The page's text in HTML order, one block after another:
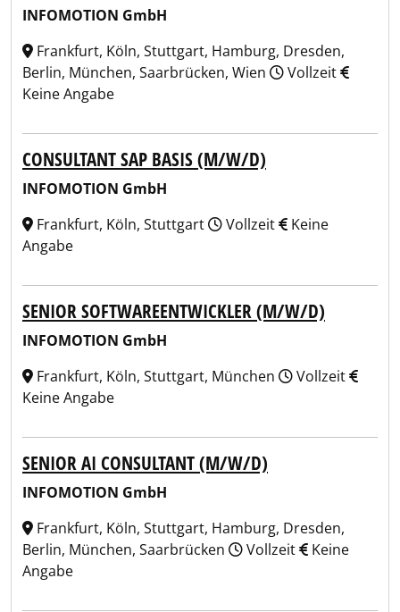
INFOMOTION GmbH
Frankfurt, Köln, Stuttgart, Hamburg, Dresden,
Berlin, München, Saarbrücken, Wien
Vollzeit
Keine Angabe
CONSULTANT SAP BASIS (M/W/D)
INFOMOTION GmbH
Frankfurt, Köln, Stuttgart
Vollzeit
Keine
Angabe
SENIOR SOFTWAREENTWICKLER (M/W/D)
INFOMOTION GmbH
Frankfurt, Köln, Stuttgart, München
Vollzeit
Keine Angabe
SENIOR AI CONSULTANT (M/W/D)
INFOMOTION GmbH
Frankfurt, Köln, Stuttgart, Hamburg, Dresden,
Berlin, München, Saarbrücken
Vollzeit
Keine
Angabe